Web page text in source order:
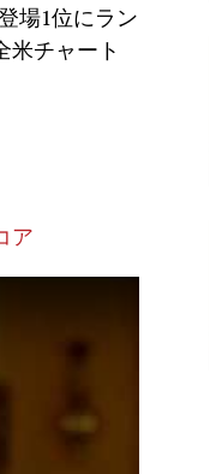
場1位にラン
米チャート
ア